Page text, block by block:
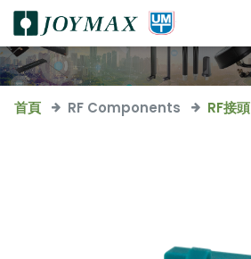
首頁 RF Components RF接頭